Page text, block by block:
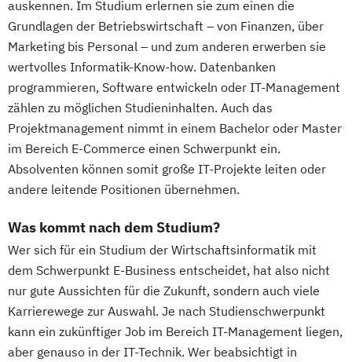
auskennen. Im Studium erlernen sie zum einen die
Grundlagen der Betriebswirtschaft – von Finanzen, über
Marketing bis Personal – und zum anderen erwerben sie
wertvolles Informatik-Know-how. Datenbanken
programmieren, Software entwickeln oder IT-Management
zählen zu möglichen Studieninhalten. Auch das
Projektmanagement nimmt in einem Bachelor oder Master
im Bereich E-Commerce einen Schwerpunkt ein.
Absolventen können somit große IT-Projekte leiten oder
andere leitende Positionen übernehmen.
Was kommt nach dem Studium?
Wer sich für ein Studium der Wirtschaftsinformatik mit
dem Schwerpunkt E-Business entscheidet, hat also nicht
nur gute Aussichten für die Zukunft, sondern auch viele
Karrierewege zur Auswahl. Je nach Studienschwerpunkt
kann ein zukünftiger Job im Bereich IT-Management liegen,
aber genauso in der IT-Technik. Wer beabsichtigt in